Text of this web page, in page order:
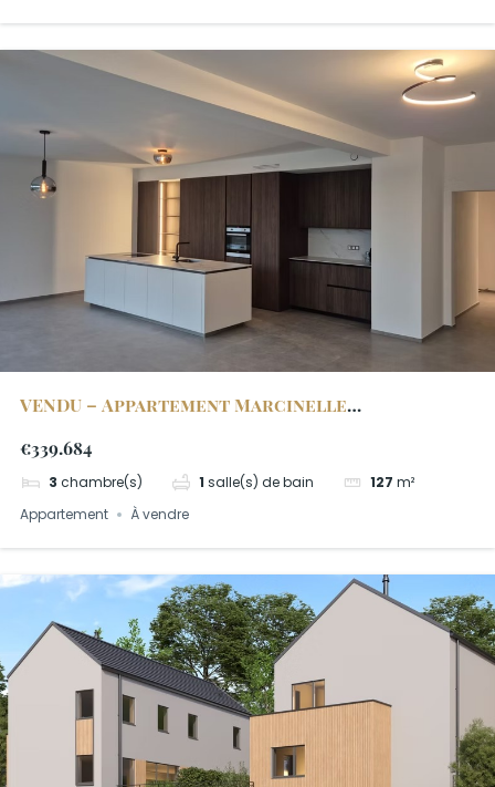
VENDU – Appartement Marcinelle
€339.684
3 chambre(s) 1 salle(s) de bain 127 m²
Appartement
À vendre